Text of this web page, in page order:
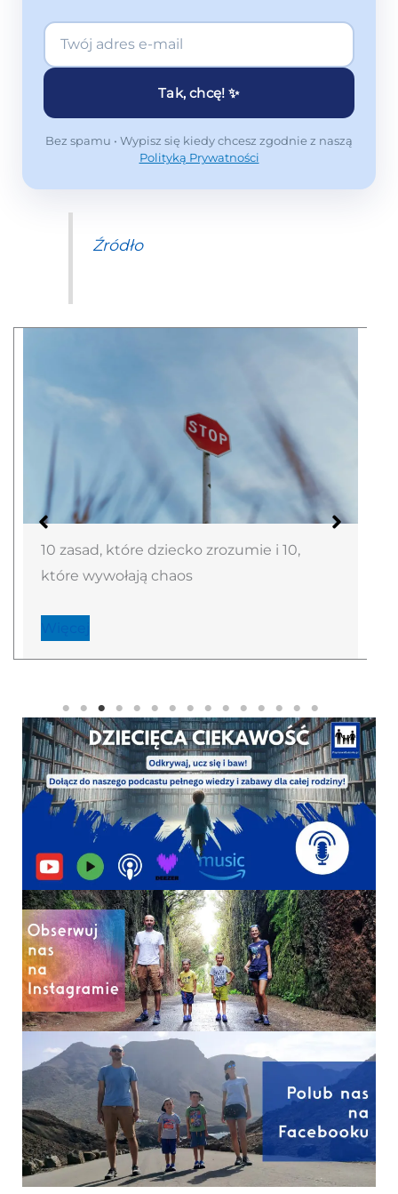
Tak, chcę! ✨
Bez spamu • Wypisz się kiedy chcesz zgodnie z naszą
Polityką Prywatności
Źródło
10 zasad, które dziecko zrozumie i 10,
które wywołają chaos